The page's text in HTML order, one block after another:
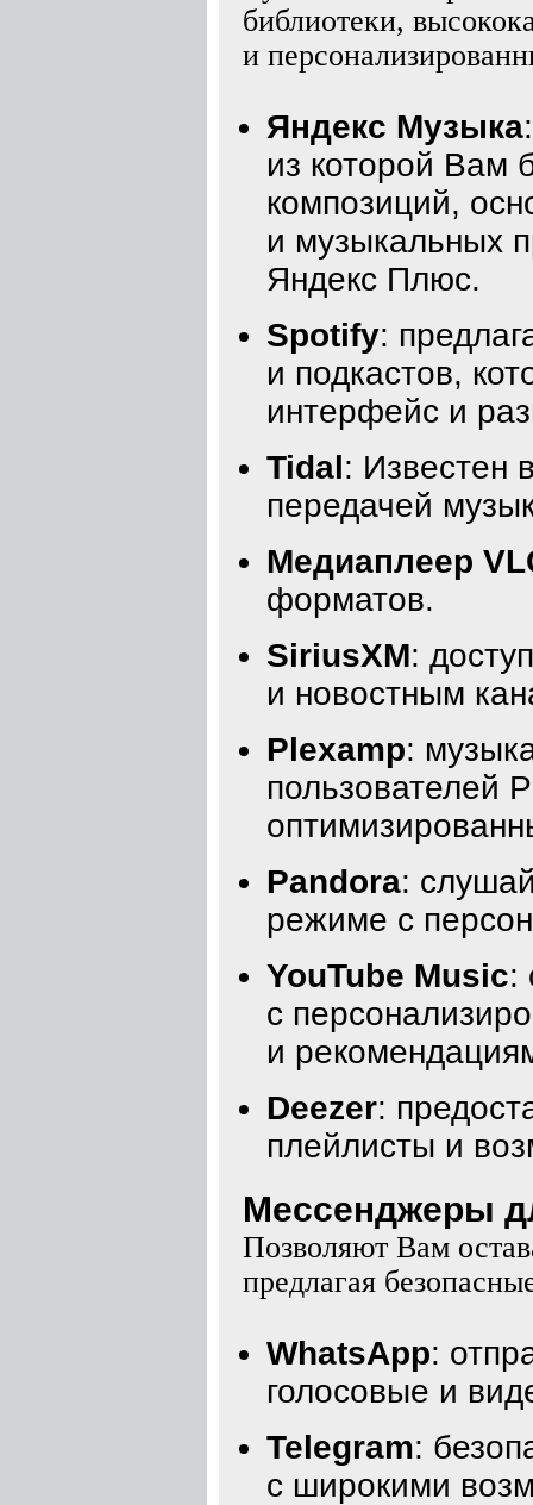
библиотеки,
и
Яндекс Музыка
из которой Вам
композиций,
и музыкальных
Яндекс Плюс.
Spotify:
и подкастов,
интерфейс и
Tidal: Известен
передачей
Медиаплеер
форматов.
SiriusXM:
и новостным
Plexamp:
пользователей
Pandora:
режиме с
YouTube Music:
с
и
Deezer:
плейлисты и
Мессенджеры
Позволяют Вам
предлагая
WhatsApp:
голосовые и
Telegram:
с широкими